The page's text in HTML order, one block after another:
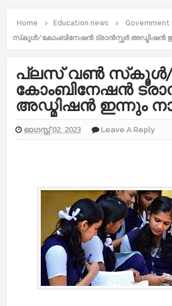
Home Education news Government
സ്‌കൂള്‍/കോംബിനേഷന്‍ ട്രാന്‍സ്ഫര്‍ അഡ്മിഷന്‍
പ്ലസ് വണ്‍ സ്‌കൂള്‍/
കോംബിനേഷന്‍
അഡ്മിഷന്‍ ഇന്നും
ഓഗസ്റ്റ് 02, 2023 Leave A Reply